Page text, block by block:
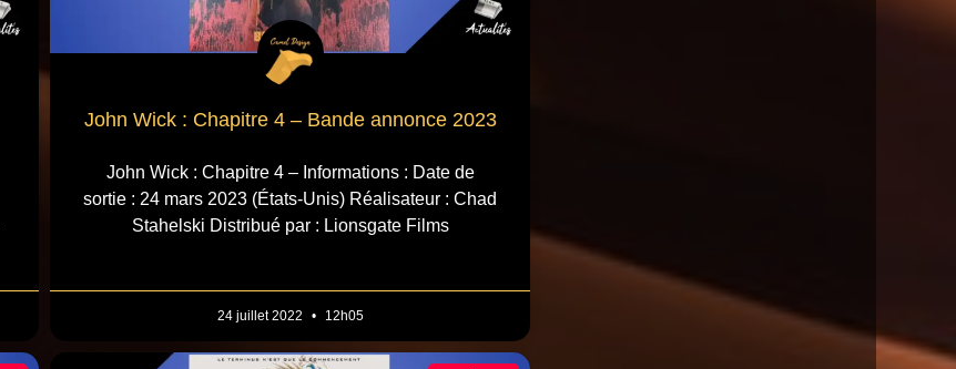
John Wick : Chapitre 4 – Bande annonce 2023
John Wick : Chapitre 4 – Informations : Date de
sortie : 24 mars 2023 (États-Unis) Réalisateur : Chad
Stahelski Distribué par : Lionsgate Films
24 juillet 2022 12h05